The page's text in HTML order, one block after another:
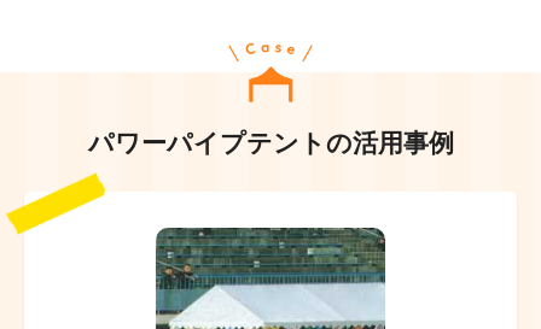
パワーパイプテントの活用事例